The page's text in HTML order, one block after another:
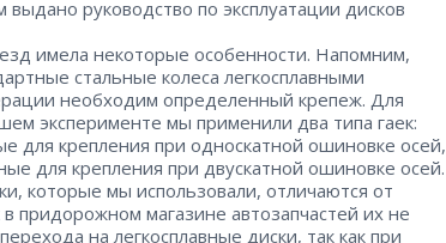
руководство по эксплуатации дисков
имела некоторые особенности. Напомним,
стальные колеса легкосплавными
необходим определенный крепеж. Для
эксперименте мы применили два типа гаек:
для крепления при односкатной ошиновке осей,
для крепления при двускатной ошиновке осей.
которые мы использовали, отличаются от
придорожном магазине автозапчастей их не
на легкосплавные диски, так как при